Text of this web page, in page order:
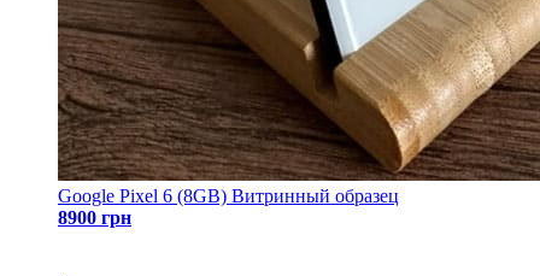
Google Pixel 6 (8GB) Витринный образец
8900 грн